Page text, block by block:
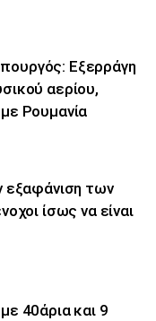
Εξερράγη
αερίου,
Ρουμανία
εξαφάνιση των
ίσως να είναι
40άρια και 9